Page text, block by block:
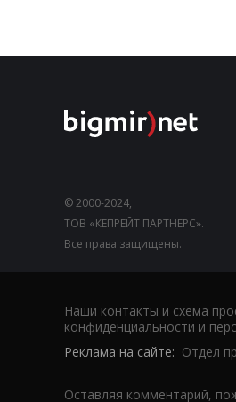
© 2000-2024,
ТОВ «КЕПРЕЙТ ПАРТНЕРС».
Все права защищены.
Наши контакты и схема
конфиденциальности и
Реклама на сайте: Отдел
Оставляя комментарий,